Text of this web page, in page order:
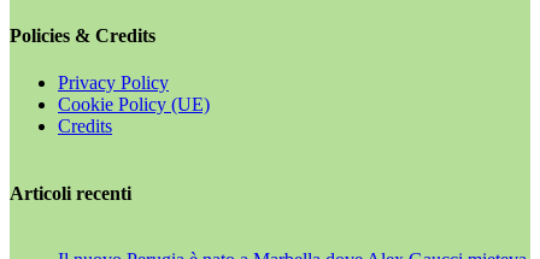
Policies & Credits
Privacy Policy
Cookie Policy (UE)
Credits
Articoli recenti